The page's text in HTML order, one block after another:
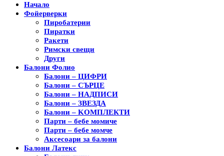
Начало
Фойерверки
Пиробатерии
Пиратки
Ракети
Римски свещи
Други
Балони Фолио
Балони – ЦИФРИ
Балони – СЪРЦЕ
Балони – НАДПИСИ
Балони – ЗВЕЗДА
Балони – KОМПЛЕКТИ
Парти – бебе момиче
Парти – бебе момче
Аксесоари за балони
Балони Латекс